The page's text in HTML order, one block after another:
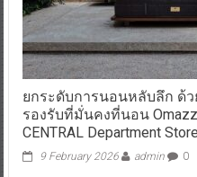
ยกระดับการนอนหลับลึก ด้
รองรับที่มั่นคงที่นอน
CENTRAL Department
9 February 2026 admin 0